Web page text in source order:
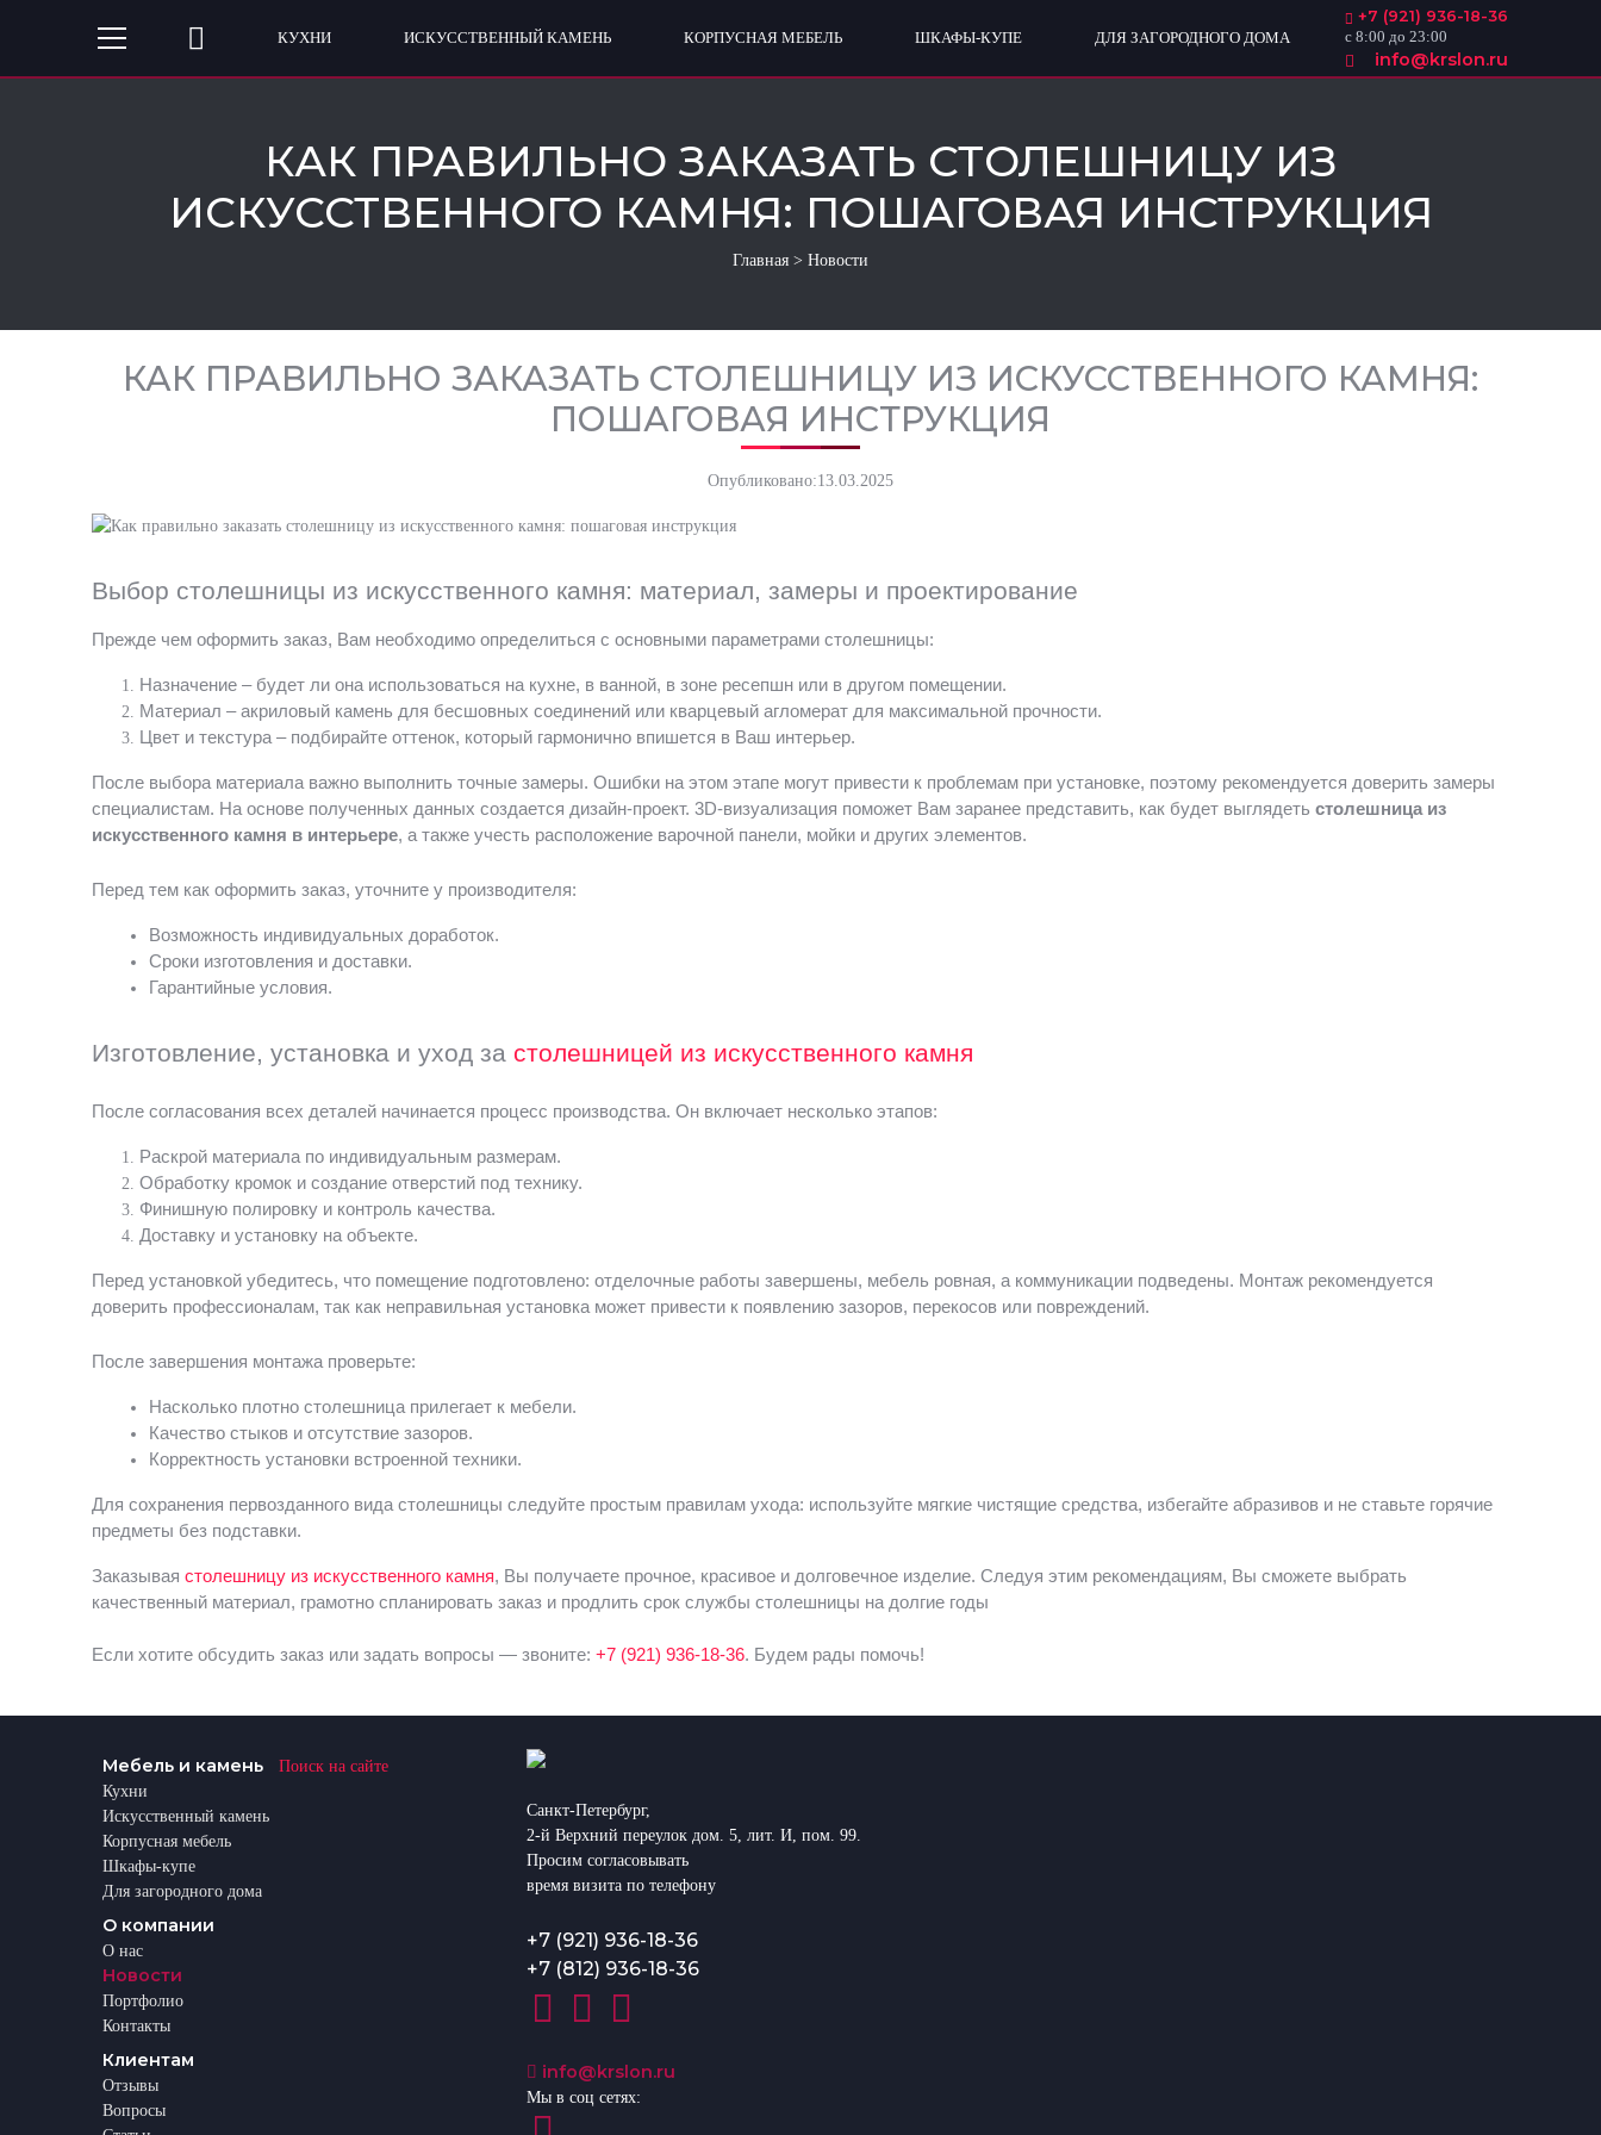
КУХНИ ИСКУССТВЕННЫЙ КАМЕНЬ КОРПУСНАЯ МЕБЕЛЬ ШКАФЫ-КУПЕ ДЛЯ ЗАГОРОДНОГО ДОМА
+7 (921) 936-18-36
с 8:00 до 23:00
info@krslon.ru
КАК ПРАВИЛЬНО ЗАКАЗАТЬ СТОЛЕШНИЦУ ИЗ
ИСКУССТВЕННОГО КАМНЯ: ПОШАГОВАЯ ИНСТРУКЦИЯ
Главная > Новости
КАК ПРАВИЛЬНО ЗАКАЗАТЬ СТОЛЕШНИЦУ ИЗ ИСКУССТВЕННОГО КАМНЯ:
ПОШАГОВАЯ ИНСТРУКЦИЯ
Опубликовано:13.03.2025
Выбор столешницы из искусственного камня: материал, замеры и проектирование
Прежде чем оформить заказ, Вам необходимо определиться с основными параметрами столешницы:
Назначение – будет ли она использоваться на кухне, в ванной, в зоне ресепшн или в другом помещении.
Материал – акриловый камень для бесшовных соединений или кварцевый агломерат для максимальной прочности.
Цвет и текстура – подбирайте оттенок, который гармонично впишется в Ваш интерьер.
После выбора материала важно выполнить точные замеры. Ошибки на этом этапе могут привести к проблемам при установке, поэтому рекомендуется доверить замеры
специалистам. На основе полученных данных создается дизайн-проект. 3D-визуализация поможет Вам заранее представить, как будет выглядеть столешница из
искусственного камня в интерьере, а также учесть расположение варочной панели, мойки и других элементов.
Перед тем как оформить заказ, уточните у производителя:
Возможность индивидуальных доработок.
Сроки изготовления и доставки.
Гарантийные условия.
Изготовление, установка и уход за столешницей из искусственного камня
После согласования всех деталей начинается процесс производства. Он включает несколько этапов:
Раскрой материала по индивидуальным размерам.
Обработку кромок и создание отверстий под технику.
Финишную полировку и контроль качества.
Доставку и установку на объекте.
Перед установкой убедитесь, что помещение подготовлено: отделочные работы завершены, мебель ровная, а коммуникации подведены. Монтаж рекомендуется
доверить профессионалам, так как неправильная установка может привести к появлению зазоров, перекосов или повреждений.
После завершения монтажа проверьте:
Насколько плотно столешница прилегает к мебели.
Качество стыков и отсутствие зазоров.
Корректность установки встроенной техники.
Для сохранения первозданного вида столешницы следуйте простым правилам ухода: используйте мягкие чистящие средства, избегайте абразивов и не ставьте горячие
предметы без подставки.
Заказывая столешницу из искусственного камня, Вы получаете прочное, красивое и долговечное изделие. Следуя этим рекомендациям, Вы сможете выбрать
качественный материал, грамотно спланировать заказ и продлить срок службы столешницы на долгие годы
Если хотите обсудить заказ или задать вопросы — звоните: +7 (921) 936-18-36. Будем рады помочь!
Мебель и камень
Кухни
Искусственный камень
Корпусная мебель
Шкафы-купе
Для загородного дома
О компании
О нас
Новости
Портфолио
Контакты
Клиентам
Отзывы
Вопросы
Поиск на сайте
Санкт-Петербург,
2-й Верхний переулок дом. 5, лит. И, пом. 99.
Просим согласовывать
время визита по телефону
+7 (921) 936-18-36
+7 (812) 936-18-36
info@krslon.ru
Мы в соц сетях: